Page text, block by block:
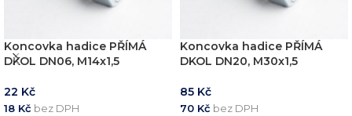
Koncovka hadice PŘÍMÁ
DKOL DN06, M14x1,5
22 Kč
18 Kč bez DPH
Koncovka hadice PŘÍMÁ
DKOL DN20, M30x1,5
85 Kč
70 Kč bez DPH